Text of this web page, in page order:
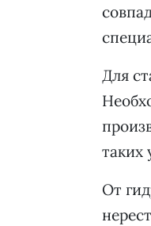
Для
таких
От